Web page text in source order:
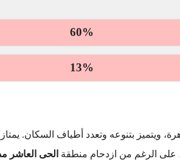
60%
13%
ويتميز بتنوعه وتعدد أطياف السكان.
على الرغم من ازدحام منطقة الحى العاشر